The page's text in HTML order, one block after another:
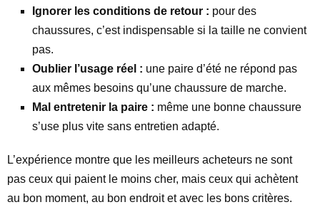
Ignorer les conditions de retour : pour des
chaussures, c’est indispensable si la taille ne convient
pas.
Oublier l’usage réel : une paire d’été ne répond pas
aux mêmes besoins qu’une chaussure de marche.
Mal entretenir la paire : même une bonne chaussure
s’use plus vite sans entretien adapté.
L’expérience montre que les meilleurs acheteurs ne sont
pas ceux qui paient le moins cher, mais ceux qui achètent
au bon moment, au bon endroit et avec les bons critères.